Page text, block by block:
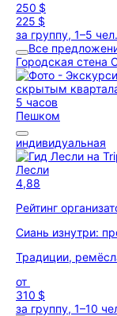
250 $
225 $
за группу, 1–5 чел.
Все
Городская стена
5 часов
Пешком
индивидуальная
Лесли
4,88
Рейтинг
Сиань изнутри:
Традиции,
от
310 $
за группу, 1–10